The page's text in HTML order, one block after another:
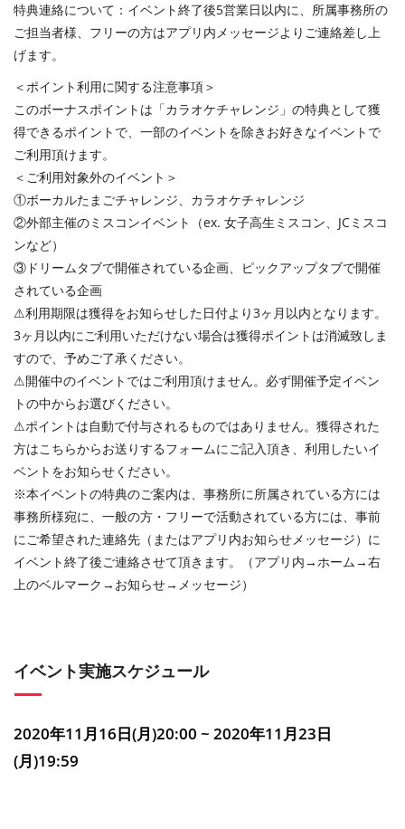
特典連絡について：イベント終了後5営業日以内に、所属事務所の
ご担当者様、フリーの方はアプリ内メッセージよりご連絡差し上
げます。
＜ポイント利用に関する注意事項＞
このボーナスポイントは「カラオケチャレンジ」の特典として獲
得できるポイントで、一部のイベントを除きお好きなイベントで
ご利用頂けます。
＜ご利用対象外のイベント＞
①ボーカルたまごチャレンジ、カラオケチャレンジ
②外部主催のミスコンイベント（ex. 女子高生ミスコン、JCミスコ
ンなど）
③ドリームタブで開催されている企画、ピックアップタブで開催
されている企画
⚠︎利用期限は獲得をお知らせした日付より3ヶ月以内となります。
3ヶ月以内にご利用いただけない場合は獲得ポイントは消滅致しま
すので、予めご了承ください。
⚠︎開催中のイベントではご利用頂けません。必ず開催予定イベン
トの中からお選びください。
⚠︎ポイントは自動で付与されるものではありません。獲得された
方はこちらからお送りするフォームにご記入頂き、利用したいイ
ベントをお知らせください。
※本イベントの特典のご案内は、事務所に所属されている方には
事務所様宛に、一般の方・フリーで活動されている方には、事前
にご希望された連絡先（またはアプリ内お知らせメッセージ）に
イベント終了後ご連絡させて頂きます。（アプリ内→ホーム→右
上のベルマーク→お知らせ→メッセージ）
イベント実施スケジュール
2020年11月16日(月)20:00 ~ 2020年11月23日
(月)19:59